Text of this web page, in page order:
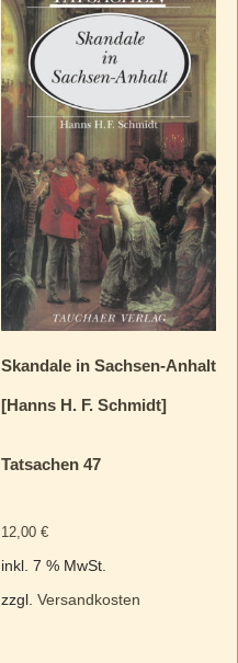
Skandale in Sachsen-Anhalt
[Hanns H. F. Schmidt]
Tatsachen 47
12,00€
inkl. 7 % MwSt.
zzgl.Versandkosten